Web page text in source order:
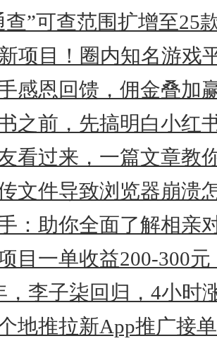
查”可查范围扩增至25
项目！圈内知名游戏
感恩回馈，佣金叠加
之前，先搞明白小红
看过来，一篇文章教
文件导致浏览器崩溃
：助你全面了解相亲
目一单收益200-300
，李子柒回归，4小时
地推拉新App推广接